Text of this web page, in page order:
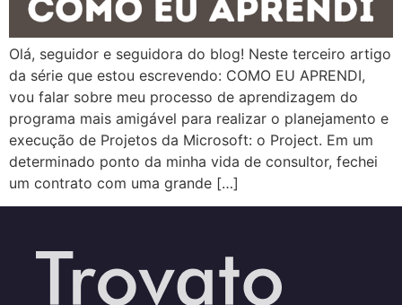
Olá, seguidor e seguidora do blog! Neste terceiro artigo
da série que estou escrevendo: COMO EU APRENDI,
vou falar sobre meu processo de aprendizagem do
programa mais amigável para realizar o planejamento e
execução de Projetos da Microsoft: o Project. Em um
determinado ponto da minha vida de consultor, fechei
um contrato com uma grande […]